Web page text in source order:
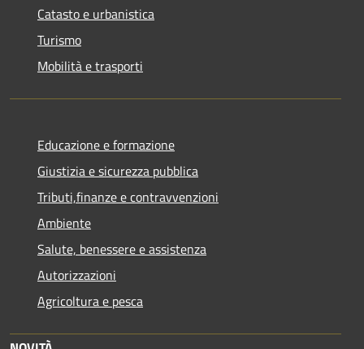
Catasto e urbanistica
Turismo
Mobilità e trasporti
Educazione e formazione
Giustizia e sicurezza pubblica
Tributi,finanze e contravvenzioni
Ambiente
Salute, benessere e assistenza
Autorizzazioni
Agricoltura e pesca